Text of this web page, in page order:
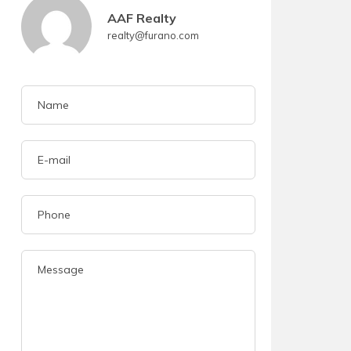
AAF Realty
realty@furano.com